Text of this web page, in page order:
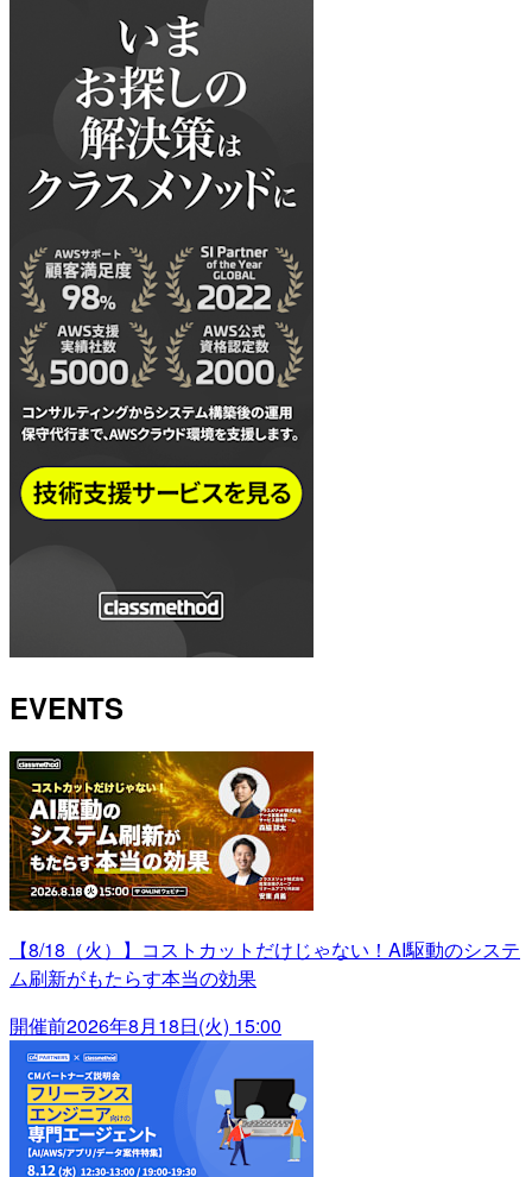
EVENTS
【8/18（火）】コストカットだけじゃない！AI駆動のシステ
ム刷新がもたらす本当の効果
開催前2026年8月18日(火) 15:00